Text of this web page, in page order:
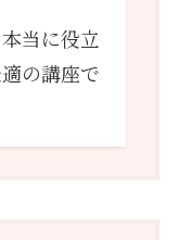
当に役立
の講座で